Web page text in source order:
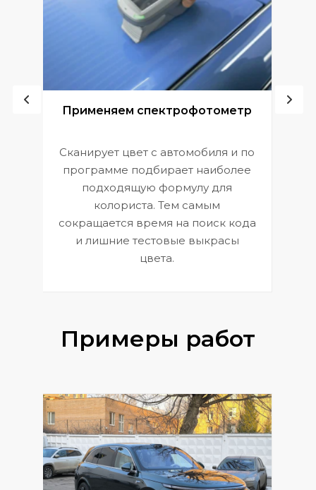
Применяем спектрофотометр
Сканирует цвет с автомобиля и по
программе подбирает наиболее
подходящую формулу для
колориста. Тем самым
сокращается время на поиск кода
и лишние тестовые выкрасы
цвета.
Примеры работ